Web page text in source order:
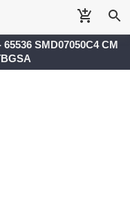
SMD07050C4 CM